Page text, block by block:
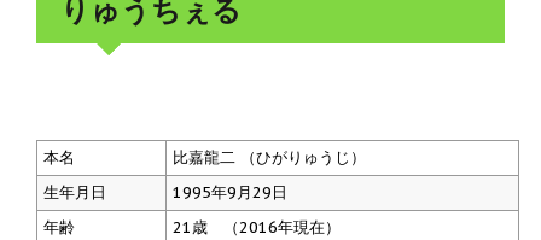
りゅうちぇる
本名
比嘉龍二 （ひがりゅうじ）
生年月日
1995年9月29日
年齢
21歳 （2016年現在）